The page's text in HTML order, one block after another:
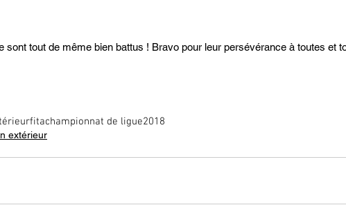
sont tout de même bien battus ! Bravo pour leur persévérance à toutes et
fitachampionnat de ligue2018
extérieur